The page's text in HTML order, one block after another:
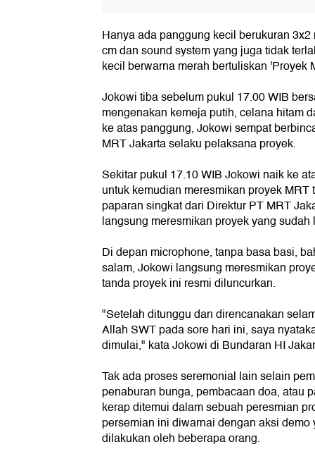
Hanya ada panggung kecil berukuran
cm dan sound system yang juga tidak
kecil berwarna merah bertuliskan 'Proyek
Jokowi tiba sebelum pukul 17.00 WIB
mengenakan kemeja putih, celana hitam
ke atas panggung, Jokowi sempat
MRT Jakarta selaku pelaksana proyek.
Sekitar pukul 17.10 WIB Jokowi naik ke
untuk kemudian meresmikan proyek
paparan singkat dari Direktur PT MRT
langsung meresmikan proyek yang sudah
Di depan microphone, tanpa basa basi,
salam, Jokowi langsung meresmikan
tanda proyek ini resmi diluncurkan.
"Setelah ditunggu dan direncanakan
Allah SWT pada sore hari ini, saya
dimulai," kata Jokowi di Bundaran HI
Tak ada proses seremonial lain selain
penaburan bunga, pembacaan doa, atau
kerap ditemui dalam sebuah peresmian
persemian ini diwarnai dengan aksi
dilakukan oleh beberapa orang.